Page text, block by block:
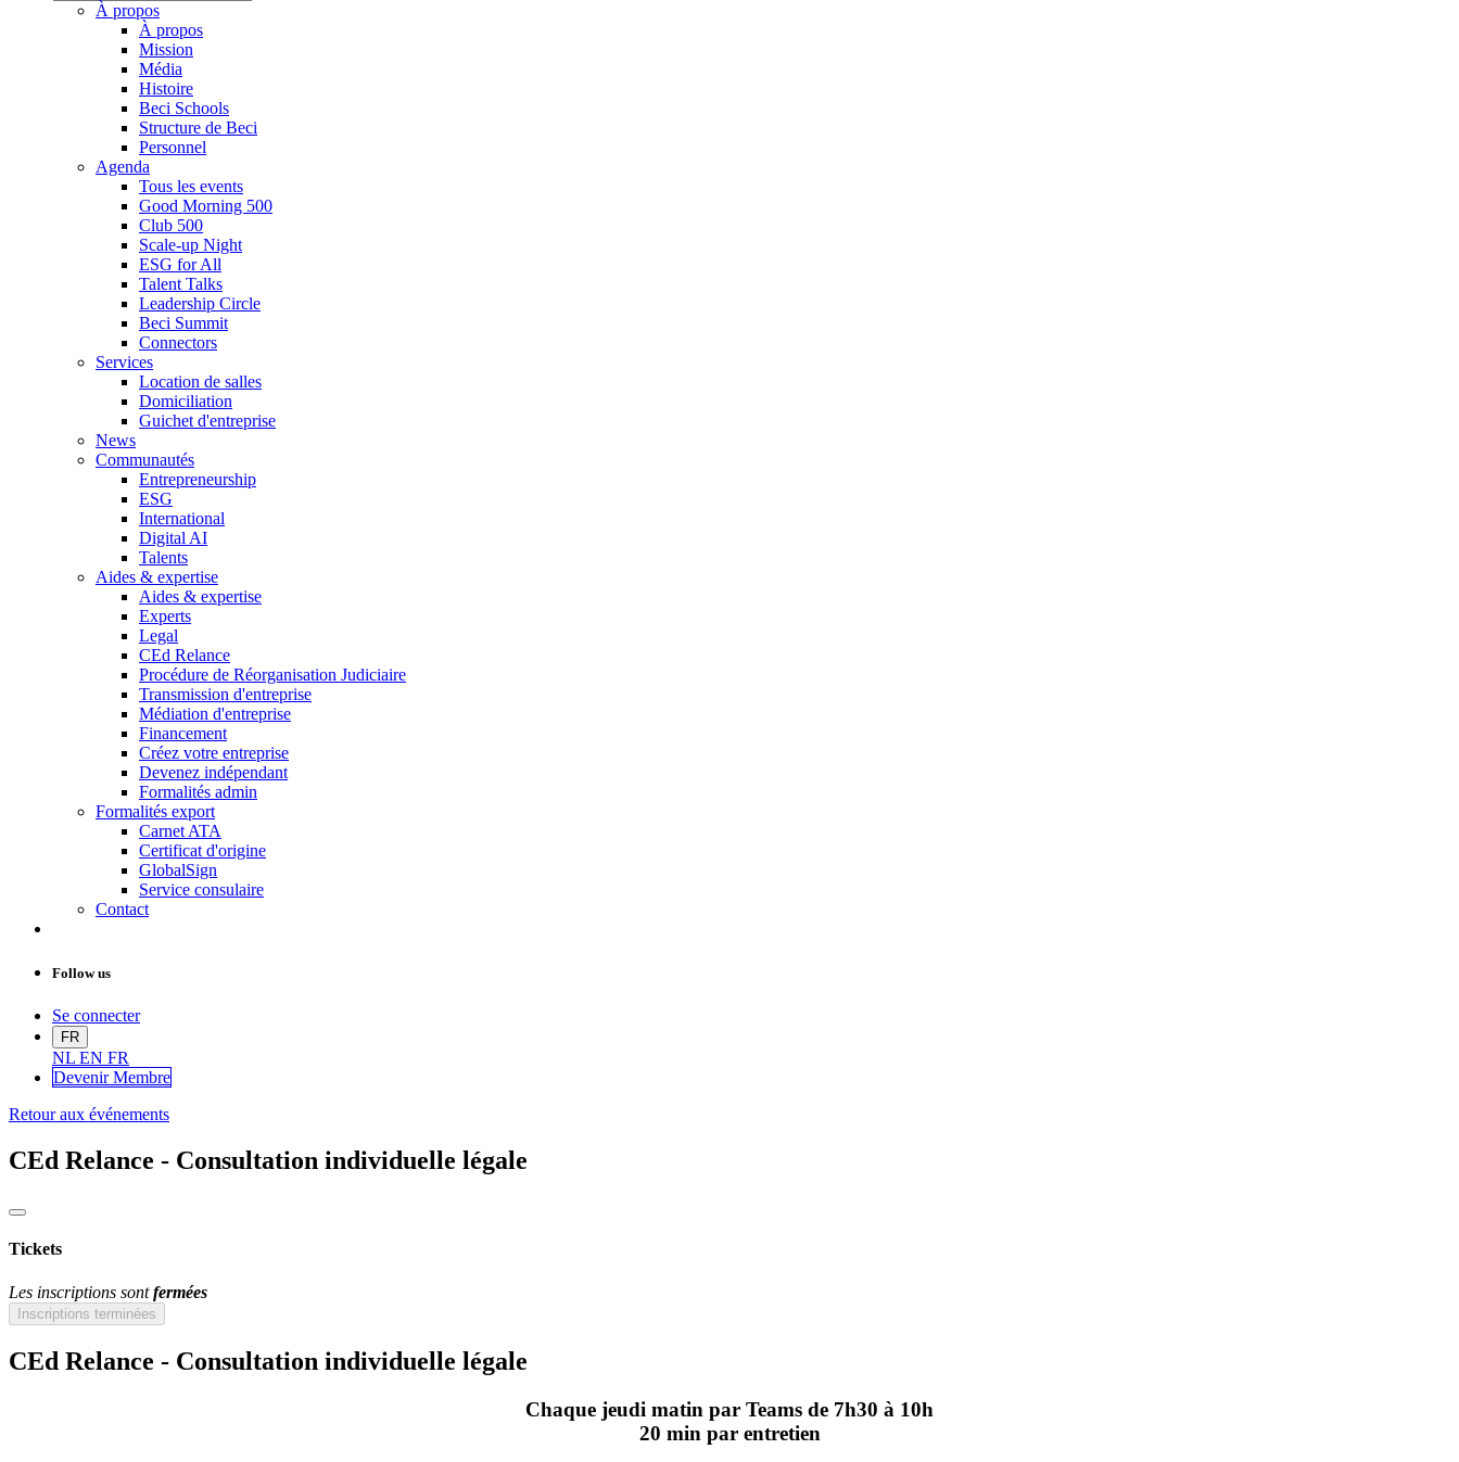
À propos
À propos
Mission
Média
Histoire
Beci Schools
Structure de Beci
Personnel
Agenda
Tous les events
Good Morning 500
Club 500
Scale-up Night
ESG for All
Talent Talks
Leadership Circle
Beci Summit
Connectors
Services
Location de salles
Domiciliation
Guichet d'entreprise
News
Communautés
Entrepreneurship
ESG
International
Digital AI
Talents
Aides & expertise
Aides & expertise
Experts
Legal
CEd Relance
Procédure de Réorganisation Judiciaire
Transmission d'entreprise
Médiation d'entreprise
Financement
Créez votre entreprise
Devenez indépendant
Formalités admin
Formalités export
Carnet ATA
Certificat d'origine
GlobalSign
Service consulaire
Contact
Follow us
Se connecter
FR
NL EN FR
Devenir Membre
Retour aux événements
CEd Relance - Consultation individuelle légale
Tickets
Les inscriptions sontfermées
Inscriptions terminées
CEd Relance - Consultation individuelle légale
Chaque jeudi matin par Teams de 7h30 à 10h
20 min par entretien